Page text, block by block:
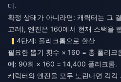
다.
확정 상태가 아니라면: 캐릭터는 그
고려), 엔진은 160에서 현재 스택을
4단계: 폴리크롬으로 환산
필요한 뽑기 횟수 × 160 = 총 폴리크
예: 90회 × 160 = 14,400 폴리크롬.
캐릭터와 엔진을 모두 노린다면 각